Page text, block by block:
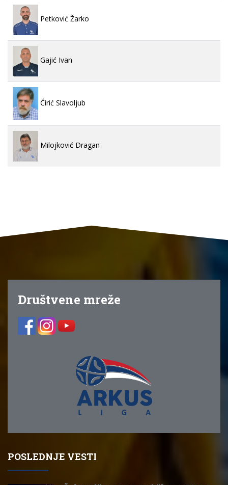
Petković Žarko
Gajić Ivan
Ćirić Slavoljub
Milojković Dragan
Društvene mreže
POSLEDNJE VESTI